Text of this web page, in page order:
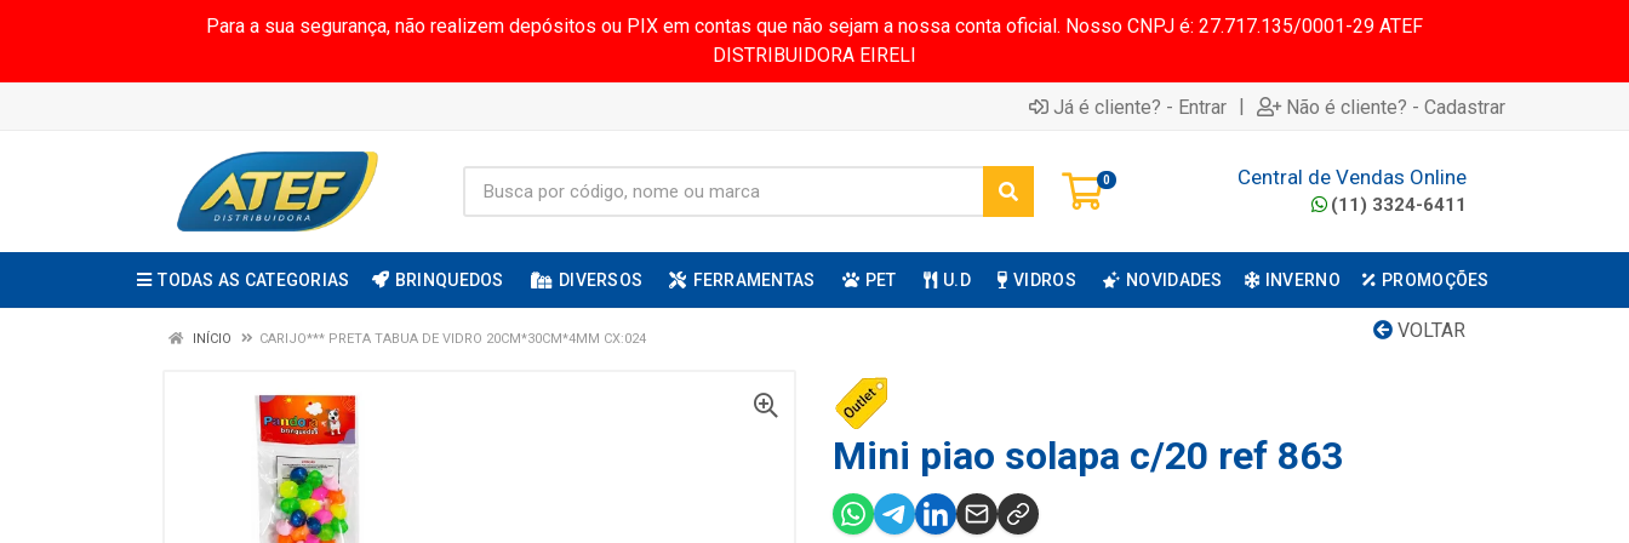
Para a sua segurança, não realizem depósitos ou PIX em contas que não sejam a nossa conta oficial. Nosso CNPJ é: 27.717.135/0001-29 ATEF
DISTRIBUIDORA EIRELI
Já é cliente? - Entrar | Não é cliente? - Cadastrar
0 Central de Vendas Online
(11) 3324-6411
TODAS AS CATEGORIAS BRINQUEDOS DIVERSOS FERRAMENTAS PET U.D VIDROS NOVIDADES INVERNO PROMOÇÕES
VOLTAR
INÍCIO CARIJO*** PRETA TABUA DE VIDRO 20CM*30CM*4MM CX:024
Mini piao solapa c/20 ref 863